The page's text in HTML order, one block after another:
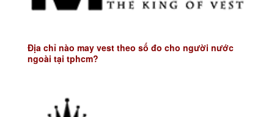
Địa chỉ nào may vest theo số đo cho người nước
ngoài tại tphcm?